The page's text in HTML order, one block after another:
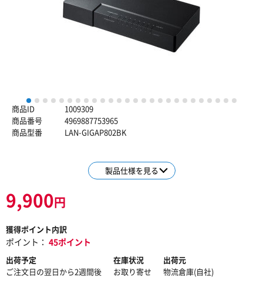
1 2 3 4 5 6 7 8 9 10 11 12 13 14 15 16 17 18 19 20 21 22 23 24 25
商品ID
1009309
商品番号
4969887753965
商品型番
LAN-GIGAP802BK
製品仕様を見る
9,900円
獲得ポイント内訳
ポイント： 45ポイント
出荷予定
ご注文日の翌日から2週間後
在庫状況
お取り寄せ
出荷元
物流倉庫(自社)